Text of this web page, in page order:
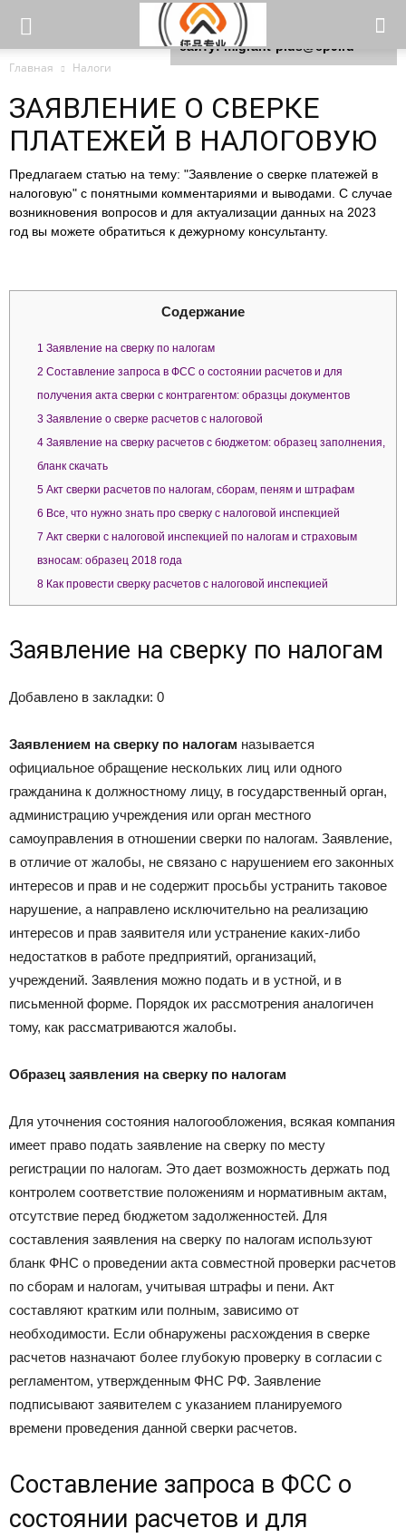
Главная Налоги
ЗАЯВЛЕНИЕ О СВЕРКЕ
ПЛАТЕЖЕЙ В НАЛОГОВУЮ
Предлагаем статью на тему: "Заявление о сверке платежей в
налоговую" с понятными комментариями и выводами. С случае
возникновения вопросов и для актуализации данных на 2023
год вы можете обратиться к дежурному консультанту.
Содержание
1 Заявление на сверку по налогам
2 Составление запроса в ФСС о состоянии расчетов и для
получения акта сверки с контрагентом: образцы документов
3 Заявление о сверке расчетов с налоговой
4 Заявление на сверку расчетов с бюджетом: образец заполнения,
бланк скачать
5 Акт сверки расчетов по налогам, сборам, пеням и штрафам
6 Все, что нужно знать про сверку с налоговой инспекцией
7 Акт сверки с налоговой инспекцией по налогам и страховым
взносам: образец 2018 года
8 Как провести сверку расчетов с налоговой инспекцией
Заявление на сверку по налогам
Добавлено в закладки: 0
Заявлением на сверку по налогам называется
официальное обращение нескольких лиц или одного
гражданина к должностному лицу, в государственный орган,
администрацию учреждения или орган местного
самоуправления в отношении сверки по налогам. Заявление,
в отличие от жалобы, не связано с нарушением его законных
интересов и прав и не содержит просьбы устранить таковое
нарушение, а направлено исключительно на реализацию
интересов и прав заявителя или устранение каких-либо
недостатков в работе предприятий, организаций,
учреждений. 3аявления можно подать и в устной, и в
письменной форме. Порядок их рассмотрения аналогичен
тому, как рассматриваются жалобы.
Образец заявления на сверку по налогам
Для уточнения состояния налогообложения, всякая компания
имеет право подать заявление на сверку по месту
регистрации по налогам. Это дает возможность держать под
контролем соответствие положениям и нормативным актам,
отсутствие перед бюджетом задолженностей. Для
составления заявления на сверку по налогам используют
бланк ФНС о проведении акта совместной проверки расчетов
по сборам и налогам, учитывая штрафы и пени. Акт
составляют кратким или полным, зависимо от
необходимости. Если обнаружены расхождения в сверке
расчетов назначают более глубокую проверку в согласии с
регламентом, утвержденным ФНС РФ. Заявление
подписывают заявителем с указанием планируемого
времени проведения данной сверки расчетов.
Составление запроса в ФСС о
состоянии расчетов и для
Для любых предложений по
сайту: migrant-plus@cp9.ru